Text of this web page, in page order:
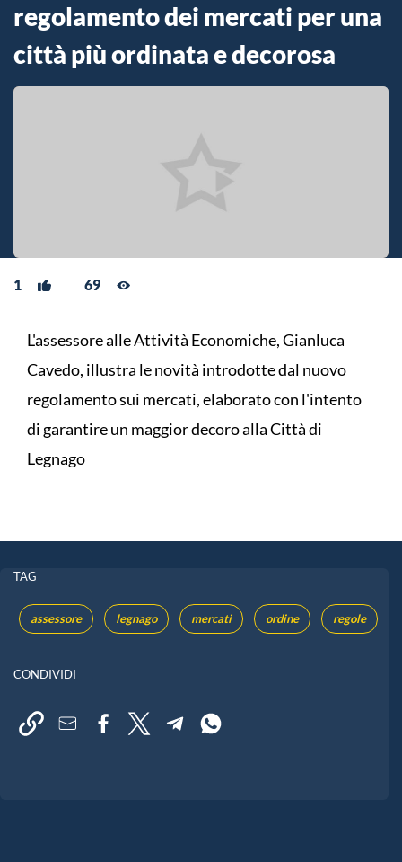
regolamento dei mercati per una
città più ordinata e decorosa
1 69
L'assessore alle Attività Economiche, Gianluca
Cavedo, illustra le novità introdotte dal nuovo
regolamento sui mercati, elaborato con l'intento
di garantire un maggior decoro alla Città di
Legnago
TAG
assessore legnago mercati ordine regole
CONDIVIDI